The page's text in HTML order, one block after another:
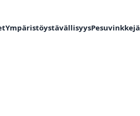
YmpäristöystävällisyysPesuvinkkejä